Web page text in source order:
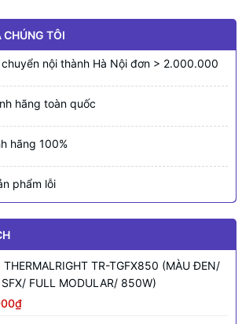
CHÚNG TÔI
nội thành Hà Nội đơn > 2.000.000
hãng toàn quốc
hãng 100%
phẩm lỗi
THERMALRIGHT TR-TGFX850 (MÀU ĐEN/
FULL MODULAR/ 850W)